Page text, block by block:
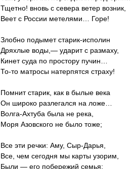
Тщетно! вновь с севера ветер возник,
Веет с России метелями… Горе!
Злобно подымет старик-исполин
Дряхлые воды,— ударит с размаху,
Кинет суда по простору пучин…
То-то матросы натерпятся страху!
Помнит старик, как в былые века
Он широко разлегался на ложе…
Волга-Ахтуба была не река,
Моря Азовского не было тоже;
Все эти речки: Аму, Сыр-Дарья,
Все, чем сегодня мы карты узорим,
Были — его побережий семья;